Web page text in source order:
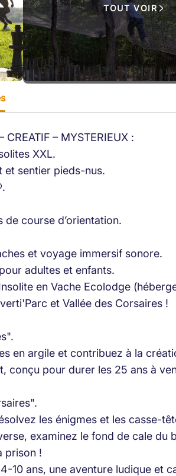
TOUT VOIR
– MYSTERIEUX :
XXL.
et sentier pieds-nus.
course d’orientation.
et voyage immersif sonore.
adultes et enfants.
en Vache Ecolodge
et Vallée des Corsaires !
en argile et contribuez à la
conçu pour durer les 25 ans à
les énigmes et les casse-
examinez le fond de cale du
prison !
10 ans, une aventure ludique et